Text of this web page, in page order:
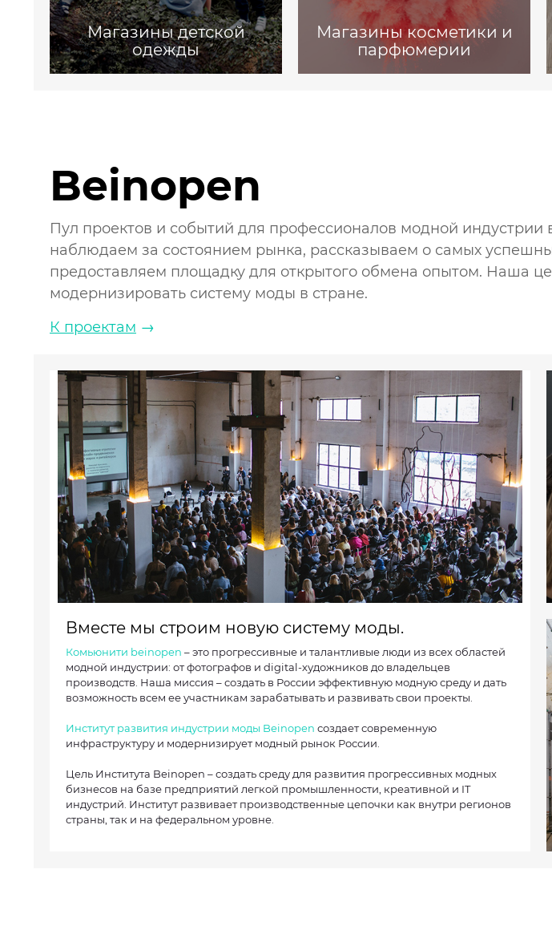
Магазины детской
одежды
Магазины косметики и
парфюмерии
Beinopen
Пул проектов и событий для профессионалов модной индустрии
наблюдаем за состоянием рынка, рассказываем о самых
предоставляем площадку для открытого обмена опытом. Наша
модернизировать систему моды в стране.
К проектам →
Вместе мы строим новую систему моды.
Комьюнити beinopen – это прогрессивные и талантливые люди из всех областей
модной индустрии: от фотографов и digital-художников до владельцев
производств. Наша миссия – создать в России эффективную модную среду и дать
возможность всем ее участникам зарабатывать и развивать свои проекты.
Институт развития индустрии моды Beinopen создает современную
инфраструктуру и модернизирует модный рынок России.
Цель Института Beinopen – создать среду для развития прогрессивных модных
бизнесов на базе предприятий легкой промышленности, креативной и IT
индустрий. Институт развивает производственные цепочки как внутри регионов
страны, так и на федеральном уровне.